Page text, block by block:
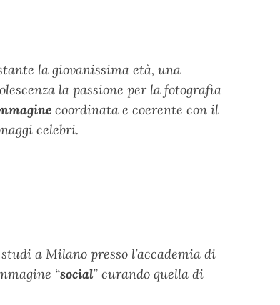
la giovanissima età, una
la passione per la fotografia
coordinata e coerente con il
celebri.
a Milano presso l’accademia di
“social” curando quella di